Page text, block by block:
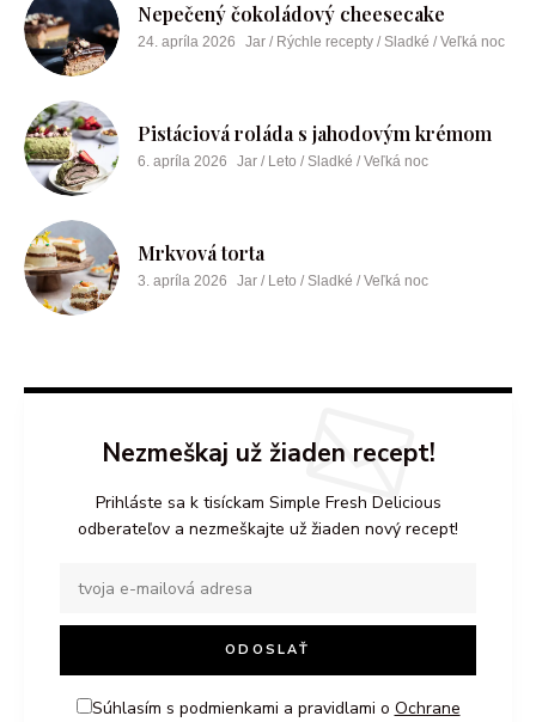
Nepečený čokoládový cheesecake
24. apríla 2026 Jar / Rýchle recepty / Sladké / Veľká noc
Pistáciová roláda s jahodovým krémom
6. apríla 2026 Jar / Leto / Sladké / Veľká noc
Mrkvová torta
3. apríla 2026 Jar / Leto / Sladké / Veľká noc
Nezmeškaj už žiaden recept!
Prihláste sa k tisíckam Simple Fresh Delicious
odberateľov a nezmeškajte už žiaden nový recept!
Súhlasím s podmienkami a pravidlami o Ochrane